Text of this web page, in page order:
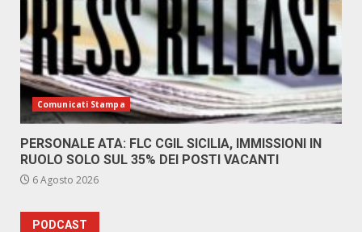
Comunicati Stampa
PERSONALE ATA: FLC CGIL SICILIA, IMMISSIONI IN
RUOLO SOLO SUL 35% DEI POSTI VACANTI
6 Agosto 2026
PODCAST